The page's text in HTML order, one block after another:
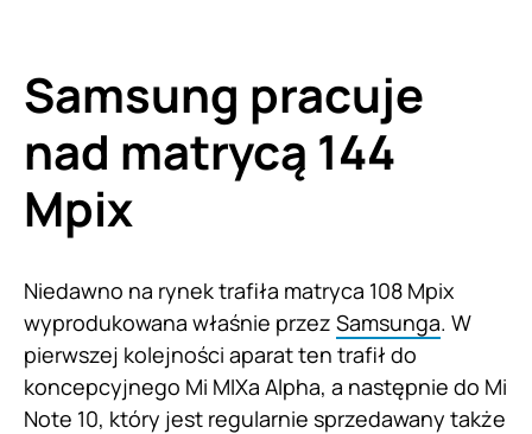
Samsung pracuje
nad matrycą 144
Mpix
Niedawno na rynek trafiła matryca 108 Mpix
wyprodukowana właśnie przez Samsunga. W
pierwszej kolejności aparat ten trafił do
koncepcyjnego Mi MIXa Alpha, a następnie do Mi
Note 10, który jest regularnie sprzedawany także